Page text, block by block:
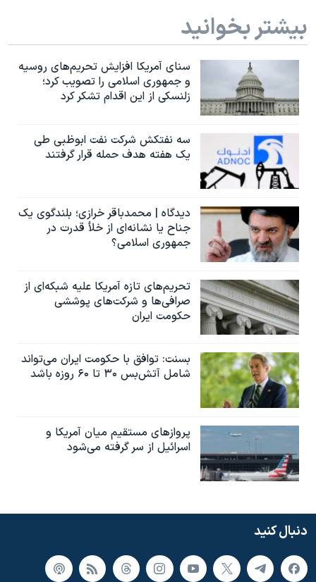
بیشتر بخوانید
سنای آمریکا افزایش تحریم‌های روسیه
و جمهوری اسلامی را تصویب کرد؛
زلنسکی از این اقدام تشکر کرد
سه نفتکش شرکت نفت ابوظبی طی
یک هفته هدف حمله قرار گرفتند
دیدگاه | محمدباقر خرازی؛ بلندگوی یک
جناح یا نشانه‌ای از خلأ قدرت در
جمهوری اسلامی؟
تحریم‌های تازه آمریکا علیه شبکه‌ای از
صرافی‌ها و شرکت‌های پوششی
حکومت ایران
بسنت: توافق با حکومت ایران می‌تواند
شامل آتش‌بس ۳۰ تا ۶۰ روزه باشد
پروازهای مستقیم میان آمریکا و
اسرائیل از سر گرفته می‌شود
دنبال کنید